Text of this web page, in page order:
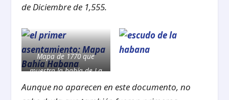
de Diciembre de 1,555.
Mapa de 1770 que
muestra la bahía de La
Habana y alrededores.
Aunque no aparecen en este documento, no